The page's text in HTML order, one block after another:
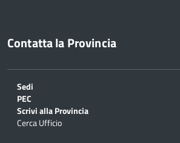
Contatta la Provincia
Sedi
PEC
Scrivi alla Provincia
Cerca Ufficio